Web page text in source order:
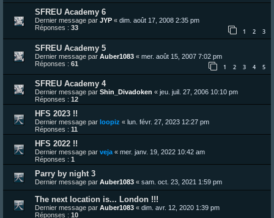
SFREU Academy 6
Dernier message par JYP « dim. août 17, 2008 2:35 pm
Réponses : 33 1 2 3
SFREU Academy 5
Dernier message par Auber1083 « mer. août 15, 2007 7:02 pm
Réponses : 61 1 2 3 4 5
SFREU Academy 4
Dernier message par Shin_Divadoken « jeu. juil. 27, 2006 10:10 pm
Réponses : 12
HFS 2023 !!
Dernier message par loopiz « lun. févr. 27, 2023 12:27 pm
Réponses : 11
HFS 2022 !!
Dernier message par veja « mer. janv. 19, 2022 10:42 am
Réponses : 1
Parry by night 3
Dernier message par Auber1083 « sam. oct. 23, 2021 1:59 pm
The next location is... London !!!
Dernier message par Auber1083 « dim. avr. 12, 2020 1:39 pm
Réponses : 10